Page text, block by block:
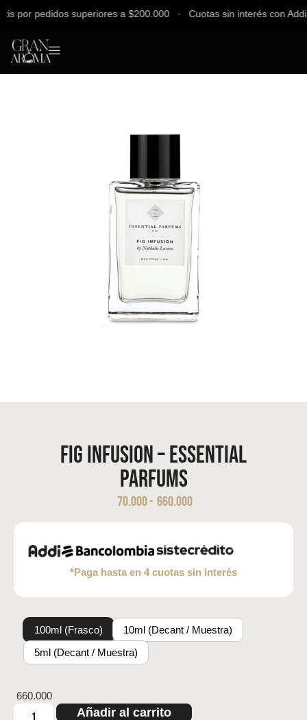
pedidos superiores a $200.000 ∙ Cuotas sin interés con Addi,
Fig Infusion – Essential
Parfums
70.000- 660.000
*Paga hasta en 4 cuotas sin interés
100ml (Frasco)
10ml (Decant / Muestra)
5ml (Decant / Muestra)
660.000
Añadir al carrito